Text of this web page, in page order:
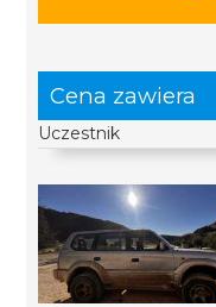
Cena zawiera
Uczestnik